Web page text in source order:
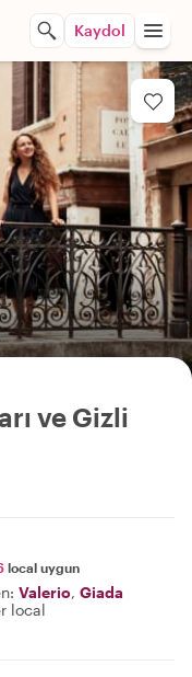
Kaydol
ve Gizli
local uygun
Valerio, Giada
local